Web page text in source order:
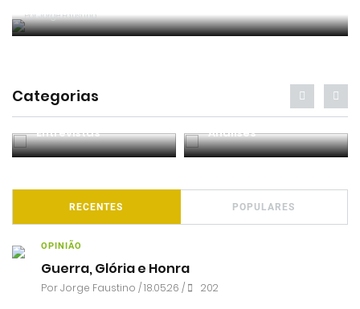
PorJorge Faustino
Categorias
Entrevistas Análises
RECENTES POPULARES
OPINIÃO
Guerra, Glória e Honra
PorJorge Faustino / 18.05.26 / 202